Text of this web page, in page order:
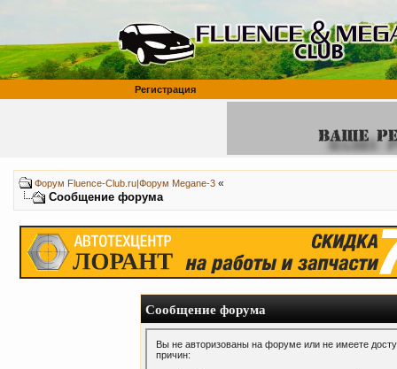
Регистрация
Форум Fluence-Club.ru|Форум Megane-3 «
Сообщение форума
Сообщение форума
Вы не авторизованы на форуме или не имеете
причин: